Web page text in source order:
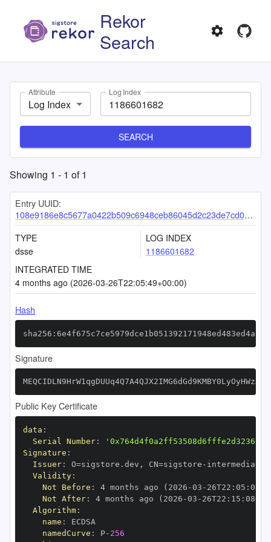
Rekor
Search
Attribute
Log Index
Log Index
SEARCH
Showing 1 - 1 of1
Entry UUID:
108e9186e8c5677a0422b509c6948ceb86045d2c23de7cd0861b2e72d5811edacbaf92daea40af63
TYPE
dsse
LOG INDEX
1186601682
INTEGRATED TIME
4 months ago (2026-03-26T22:05:49+00:00)
Hash
Signature
Public Key Certificate
data :
Serial Number:
Signature :
Issuer: O=sigstore.dev , CN=sigstore -
Validity:
Not Before : 4 months ago (2026 -03 - 26T22 : 05 :
Not After: 4 months ago (2026 -03 - 26T22 : 15 : 08+00
Algorithm:
name :
namedCurve : P- 256